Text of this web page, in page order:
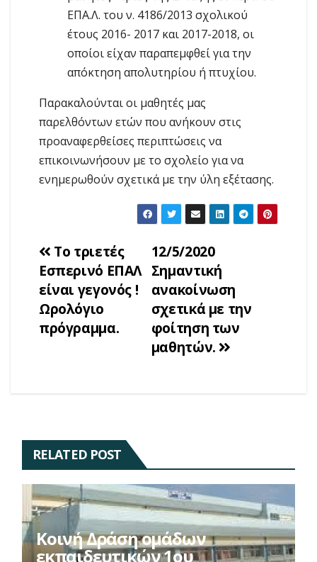
ΕΠΑ.Λ. του ν. 4186/2013 σχολικού
έτους 2016- 2017 και 2017-2018, οι
οποίοι είχαν παραπεμφθεί για την
απόκτηση απολυτηρίου ή πτυχίου.
Παρακαλούνται οι μαθητές μας
παρελθόντων ετών που ανήκουν στις
προαναφερθείσες περιπτώσεις να
επικοινωνήσουν με το σχολείο για να
ενημερωθούν σχετικά με την ύλη εξέτασης.
Πλοήγηση
άρθρων
12/5/2020
Σημαντική
ανακοίνωση
σχετικά με την
φοίτηση των
μαθητών.
Το τριετές
Εσπερινό ΕΠΑΛ
είναι γεγονός !
Ωρολόγιο
πρόγραμμα.
RELATED POST
Κοινή Δράση ομάδων
εκπαιδευτικών 1ου